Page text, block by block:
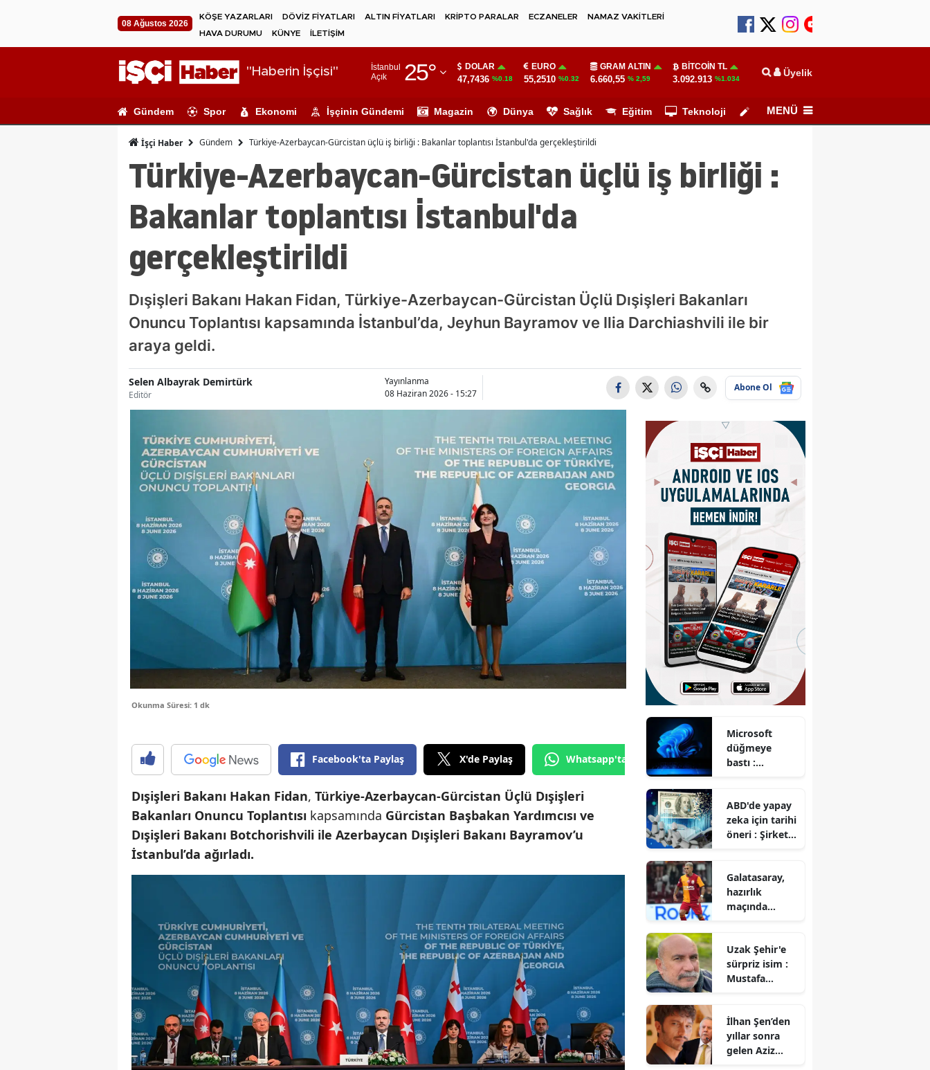
08 Ağustos 2026
KÖŞE YAZARLARI DÖVİZ FİYATLARI ALTIN FİYATLARI KRİPTO PARALAR ECZANELER
NAMAZ VAKİTLERİ
HAVA DURUMU
KÜNYE İLETİŞİM
"Haberin İşçisi"
İstanbul
Açık
25°
Adıyaman
Ağrı
Ankara
Antalya
Balıkesir
Bilecik
Bitlis
Bolu
Çanakkale
Çankırı
Çorum
Denizli
Diyarbakır
Edirne
Elazığ
Eskişehir
Gaziantep
Giresun
Gümüşhane
Hatay
Isparta
Mersin
İstanbul
İzmir
Kars
Kastamonu
DOLAR
47,7436 %0.18
EURO
55,2510 %0.32
GRAM ALTIN
6.660,55 % 2,59
BITCOIN TL
3.092.913 %1.034 Üyelik
Gündem Spor Ekonomi İşçinin Gündemi Magazin Dünya Sağlık Eğitim Teknoloji Köşe Yazarları
MENÜ
İşçi Haber Gündem Türkiye-Azerbaycan-Gürcistan üçlü iş birliği : Bakanlar toplantısı İstanbul'da gerçekleştirildi
Türkiye-Azerbaycan-Gürcistan üçlü iş birliği :
Bakanlar toplantısı İstanbul'da
gerçekleştirildi
Dışişleri Bakanı Hakan Fidan, Türkiye-Azerbaycan-Gürcistan Üçlü Dışişleri Bakanları
Onuncu Toplantısı kapsamında İstanbul’da, Jeyhun Bayramov ve Ilia Darchiashvili ile bir
araya geldi.
Selen Albayrak Demirtürk
Editör
Yayınlanma
08 Haziran 2026 - 15:27
Abone Ol
Okunma Süresi: 1 dk
Facebook'ta Paylaş X'de Paylaş Whatsapp'tan Gönder
Dışişleri Bakanı Hakan Fidan, Türkiye-Azerbaycan-Gürcistan Üçlü Dışişleri
Bakanları Onuncu Toplantısı kapsamında Gürcistan Başbakan Yardımcısı ve
Dışişleri Bakanı Botchorishvili ile Azerbaycan Dışişleri Bakanı Bayramov’u
İstanbul’da ağırladı.
Microsoft
düğmeye
bastı :
'RAM'
müjdesi!
ABD'de yapay
zeka için tarihi
öneri : Şirket
mi geçecek?
Galatasaray,
hazırlık
maçında
Uzak Şehir'e
sürpriz isim :
Mustafa
İlhan Şen’den
yıllar sonra
gelen Aziz